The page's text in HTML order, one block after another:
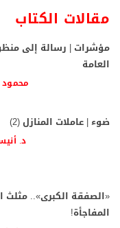
مقالات الكتاب
مؤشرات | رسالة إلى
العامة
ضوء | عاملات المنازل (2)
د.
«الصفقة الكبرى»..
المفاجأة!